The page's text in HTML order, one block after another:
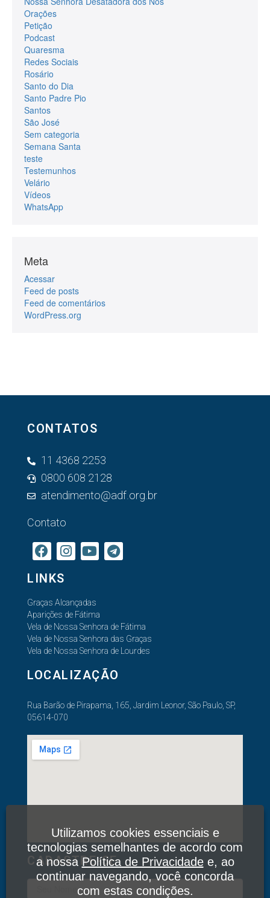
Orações
Petição
Podcast
Quaresma
Redes Sociais
Rosário
Santo do Dia
Santo Padre Pio
Santos
São José
Sem categoria
Semana Santa
teste
Testemunhos
Velário
Vídeos
WhatsApp
Meta
Acessar
Feed de posts
Feed de comentários
WordPress.org
CONTATOS
11 4368 2253
0800 608 2128
atendimento@adf.org.br
Contato
LINKS
Graças Alcançadas
Aparições de Fátima
Vela de Nossa Senhora de Fátima
Vela de Nossa Senhora das Graças
Vela de Nossa Senhora de Lourdes
LOCALIZAÇÃO
Rua Barão de Pirapama, 165, Jardim Leonor, São Paulo, SP,
05614-070
CADASTRE-SE
Utilizamos cookies essenciais e
tecnologias semelhantes de acordo com
a nossaPolítica de Privacidadee, ao
continuar navegando, você concorda
com estas condições.